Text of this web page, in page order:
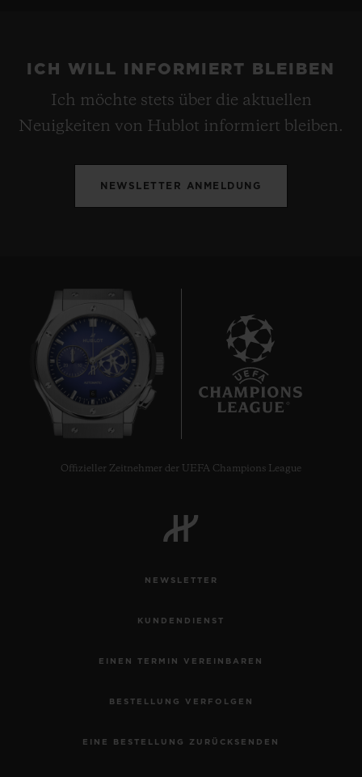
ICH WILL INFORMIERT BLEIBEN
Ich möchte stets über die aktuellen
Neuigkeiten von Hublot informiert bleiben.
NEWSLETTER ANMELDUNG
Offizieller Zeitnehmer der UEFA Champions League
NEWSLETTER
KUNDENDIENST
EINEN TERMIN VEREINBAREN
BESTELLUNG VERFOLGEN
EINE BESTELLUNG ZURÜCKSENDEN